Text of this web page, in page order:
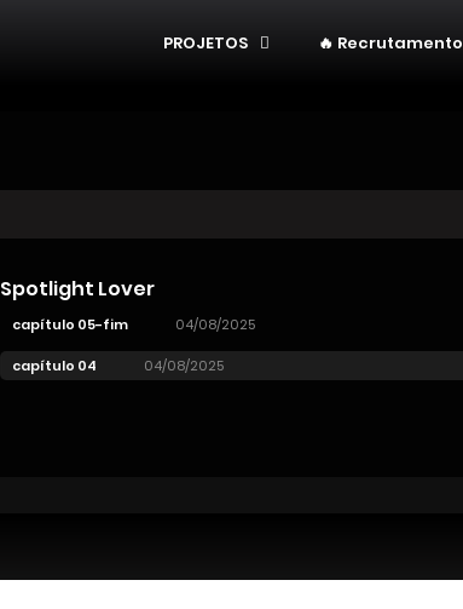
PROJETOS 🔥 Recrutamento
Spotlight Lover
capítulo 05-fim 04/08/2025
capítulo 04 04/08/2025